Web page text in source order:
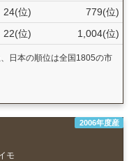
24(位)
779(位)
22(位) 1,004(位)
日本の順位は全国1805の市
2006年度産
モ